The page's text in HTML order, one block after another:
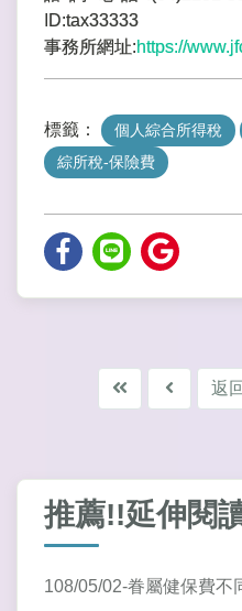
ID:tax33333
事務所網址:https://
標籤： 個人綜合所得稅
綜所稅-保險費
返
推薦!!延伸閱
108/05/02-眷屬健保費不